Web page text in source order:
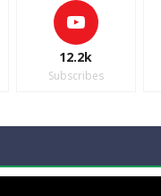
12.2k
Subscribes